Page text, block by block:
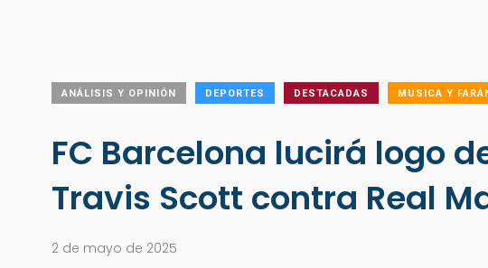
ANÁLISIS Y OPINIÓN DEPORTES DESTACADAS MÚSICA Y
FC Barcelona lucirá logo
Travis Scott contra Real
2 de mayo de 2025